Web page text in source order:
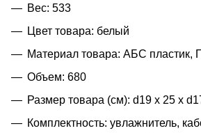
Вес: 533
Цвет товара: белый
Материал товара: АБС пластик,
Объем: 680
Размер товара (см): d19 х 25 х
Комплектность: увлажнитель,